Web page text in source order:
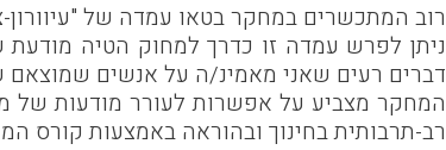
רוב המתכשרים במחקר בטאו עמדה של "עיוורון-
ניתן לפרש עמדה זו כדרך למחוק הטיה
דברים רעים שאני מאמינ/ה על אנשים שמוצאם
המחקר מצביע על אפשרות לעורר מודעות של
רב-תרבותית בחינוך ובהוראה באמצעות קורס